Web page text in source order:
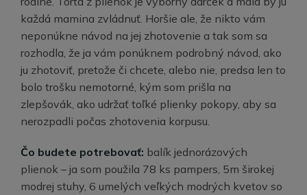
každá mamina zvládnuť. Horšie ale, že nikto vám
neponúkne návod na jej zhotovenie a tak som sa
rozhodla, že ja vám ponúknem podrobný návod, ako
ju zhotoviť, pretože či chcete, alebo nie, predsa len to
bolo trošku nemotorné, kým som prišla na
zlepšovák, ako udržať toľké plienky pokopy, aby sa
nerozpadli počas zhotovenia korpusu.
Čo budete potrebovať: balík jednorázových
plienok – ja som použila 78 ks pampers, 5m širokej
modrej stuhy, 6 umelých veľkých modrých kvetov so